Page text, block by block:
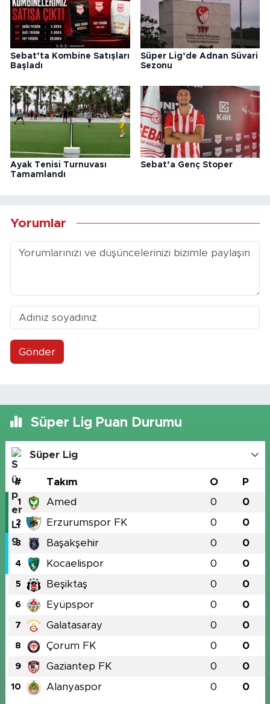
Sebat’ta Kombine Satışları
Başladı
Süper Lig’de Adnan Süvari
Sezonu
Ayak Tenisi Turnuvası
Tamamlandı
Sebat’a Genç Stoper
Yorumlar
Gönder
Süper Lig Puan Durumu
Süper Lig
# Takım O P
1 Amed 0 0
2 Erzurumspor FK 0 0
3 Başakşehir 0 0
4 Kocaelispor 0 0
5 Beşiktaş 0 0
6 Eyüpspor 0 0
7 Galatasaray 0 0
8 Çorum FK 0 0
9 Gaziantep FK 0 0
10 Alanyaspor 0 0